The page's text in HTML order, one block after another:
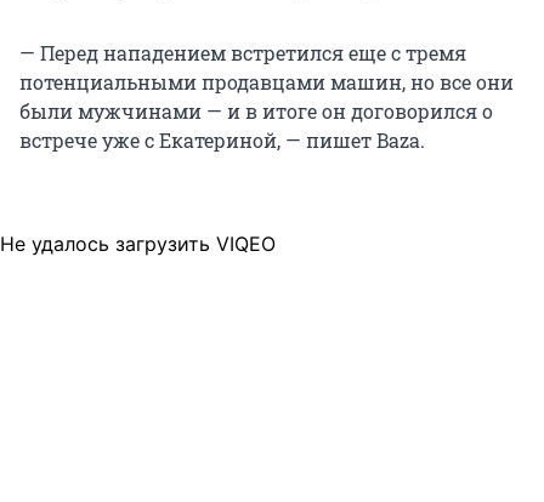
— Перед нападением встретился еще с тремя
потенциальными продавцами машин, но все они
были мужчинами — и в итоге он договорился о
встрече уже с Екатериной, — пишет Baza.
Не удалось загрузить VIQEO